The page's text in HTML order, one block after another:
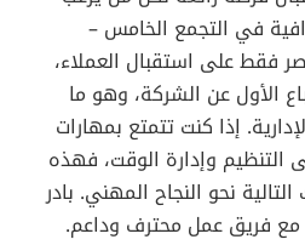
في التجمع الخامس –
فقط على استقبال العملاء،
الأول عن الشركة، وهو ما
إذا كنت تتمتع بمهارات
التنظيم وإدارة الوقت، فهذه
نحو النجاح المهني. بادر
مع فريق عمل محترف وداعم.